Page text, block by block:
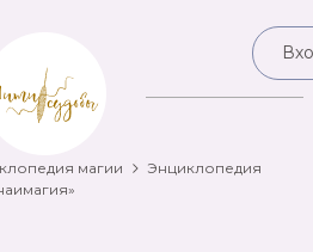
магии
Энциклопедия